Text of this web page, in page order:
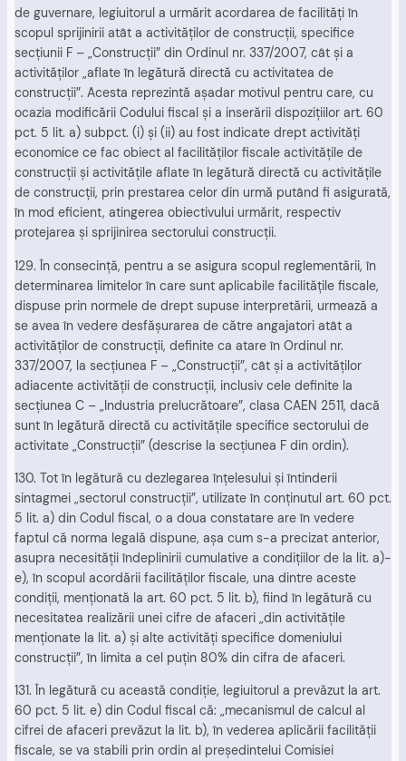
de guvernare, legiuitorul a urmărit acordarea de facilităţi în
scopul sprijinirii atât a activităţilor de construcţii, specifice
secţiunii F – „Construcţii” din Ordinul nr. 337/2007, cât şi a
activităţilor „aflate în legătură directă cu activitatea de
construcţii”. Acesta reprezintă aşadar motivul pentru care, cu
ocazia modificării Codului fiscal şi a inserării dispoziţiilor art. 60
pct. 5 lit. a) subpct. (i) şi (ii) au fost indicate drept activităţi
economice ce fac obiect al facilităţilor fiscale activităţile de
construcţii şi activităţile aflate în legătură directă cu activităţile
de construcţii, prin prestarea celor din urmă putând fi asigurată,
în mod eficient, atingerea obiectivului urmărit, respectiv
protejarea şi sprijinirea sectorului construcţii.
129. În consecinţă, pentru a se asigura scopul reglementării, în
determinarea limitelor în care sunt aplicabile facilităţile fiscale,
dispuse prin normele de drept supuse interpretării, urmează a
se avea în vedere desfăşurarea de către angajatori atât a
activităţilor de construcţii, definite ca atare în Ordinul nr.
337/2007, la secţiunea F – „Construcţii”, cât şi a activităţilor
adiacente activităţii de construcţii, inclusiv cele definite la
secţiunea C – „Industria prelucrătoare”, clasa CAEN 2511, dacă
sunt în legătură directă cu activităţile specifice sectorului de
activitate „Construcţii” (descrise la secţiunea F din ordin).
130. Tot în legătură cu dezlegarea înţelesului şi întinderii
sintagmei „sectorul construcţii”, utilizate în conţinutul art. 60 pct.
5 lit. a) din Codul fiscal, o a doua constatare are în vedere
faptul că norma legală dispune, aşa cum s-a precizat anterior,
asupra necesităţii îndeplinirii cumulative a condiţiilor de la lit. a)-
e), în scopul acordării facilităţilor fiscale, una dintre aceste
condiţii, menţionată la art. 60 pct. 5 lit. b), fiind în legătură cu
necesitatea realizării unei cifre de afaceri „din activităţile
menţionate la lit. a) şi alte activităţi specifice domeniului
construcţii”, în limita a cel puţin 80% din cifra de afaceri.
131. În legătură cu această condiţie, legiuitorul a prevăzut la art.
60 pct. 5 lit. e) din Codul fiscal că: „mecanismul de calcul al
cifrei de afaceri prevăzut la lit. b), în vederea aplicării facilităţii
fiscale, se va stabili prin ordin al preşedintelui Comisiei